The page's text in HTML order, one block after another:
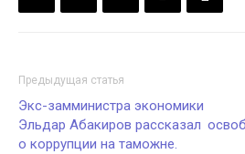
Предыдущая статья
Экс-замминистра экономики
Эльдар Абакиров рассказал
о коррупции на таможне.